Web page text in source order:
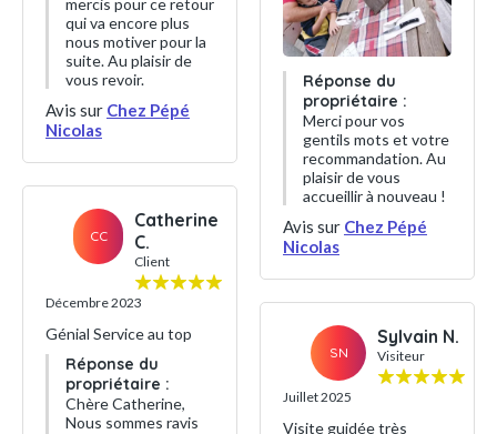
qui va encore plus
nous motiver pour la
suite. Au plaisir de
vous revoir.
Avis sur Chez Pépé
Nicolas
CC
Catherine
C.
Client
Décembre 2023
Génial Service au top
Réponse du
propriétaire :
Chère Catherine,
Nous sommes ravis
Réponse du
propriétaire :
Merci pour vos
gentils mots et votre
recommandation. Au
plaisir de vous
accueillir à nouveau !
Avis sur Chez Pépé
Nicolas
SN
Sylvain N.
Visiteur
Juillet 2025
Visite guidée très